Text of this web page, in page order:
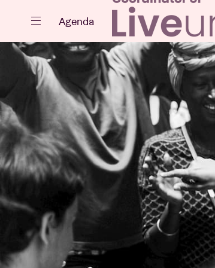
Fermer
Agenda
Projets
Actualités
Agenda